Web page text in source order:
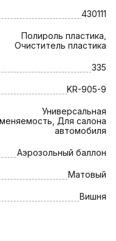
430111
Полироль пластика,
Очиститель пластика
335
KR-905-9
Универсальная
Для салона
автомобиля
Аэрозольный баллон
Матовый
Вишня